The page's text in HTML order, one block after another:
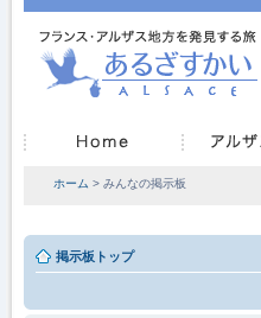
ホーム > みんなの掲示板
掲示板トップ